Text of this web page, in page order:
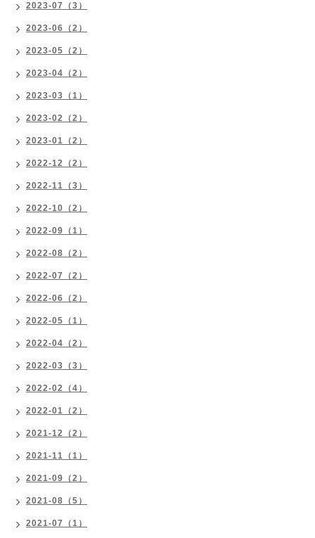
2023-07（3）
2023-06（2）
2023-05（2）
2023-04（2）
2023-03（1）
2023-02（2）
2023-01（2）
2022-12（2）
2022-11（3）
2022-10（2）
2022-09（1）
2022-08（2）
2022-07（2）
2022-06（2）
2022-05（1）
2022-04（2）
2022-03（3）
2022-02（4）
2022-01（2）
2021-12（2）
2021-11（1）
2021-09（2）
2021-08（5）
2021-07（1）